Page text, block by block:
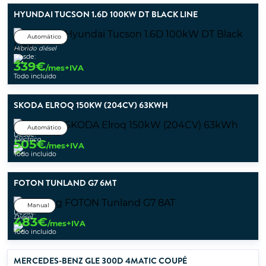
HYUNDAI TUCSON 1.6D 100KW DT BLACK LINE
Automático
Híbrido diésel
Desde:
339€/mes+IVA
Todo incluido
SKODA ELROQ 150KW (204CV) 63KWH
Automático
Eléctrico
Desde:
505€/mes+IVA
Todo incluido
FOTON TUNLAND G7 6MT
Manual
Diésel
Desde:
483€/mes+IVA
Todo incluido
MERCEDES-BENZ GLE 300D 4MATIC COUPÉ